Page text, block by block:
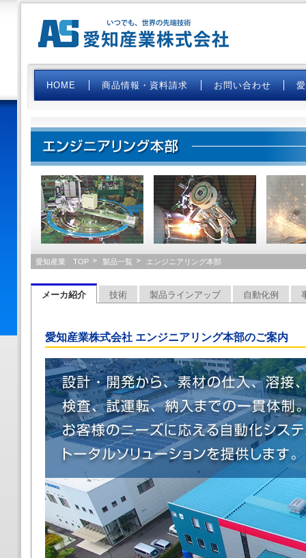
HOME 商品情報・資料請求 お問い合わせ
エンジニアリング本部 溶接シス
愛知産業 TOP 製品一覧 エンジニアリング本部
メーカ紹介 技術 製品ラインアップ 自動化例
愛知産業株式会社 エンジニアリング本部のご案内